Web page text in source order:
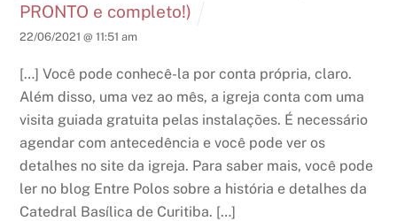
PRONTO e completo!)
22/06/2021 @ 11:51 am
[…] Você pode conhecê-la por conta própria, claro.
Além disso, uma vez ao mês, a igreja conta com uma
visita guiada gratuita pelas instalações. É necessário
agendar com antecedência e você pode ver os
detalhes no site da igreja. Para saber mais, você pode
ler no blog Entre Polos sobre a história e detalhes da
Catedral Basílica de Curitiba. […]